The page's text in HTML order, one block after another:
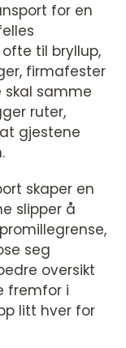
for en
til bryllup,
firmafester
samme
ruter,
gjestene
skaper en
slipper å
seg
oversikt
fremfor i
litt hver for